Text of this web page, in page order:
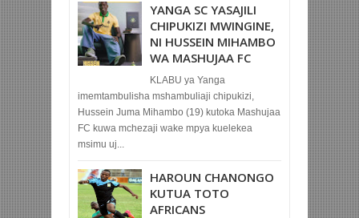
YANGA SC YASAJILI
CHIPUKIZI MWINGINE,
NI HUSSEIN MIHAMBO
WA MASHUJAA FC
KLABU ya Yanga
imemtambulisha mshambuliaji chipukizi,
Hussein Juma Mihambo (19) kutoka Mashujaa
FC kuwa mchezaji wake mpya kuelekea
msimu uj...
HAROUN CHANONGO
KUTUA TOTO
AFRICANS